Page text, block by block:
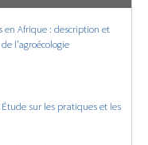
en Afrique : description et
l’agroécologie
Étude sur les pratiques et les